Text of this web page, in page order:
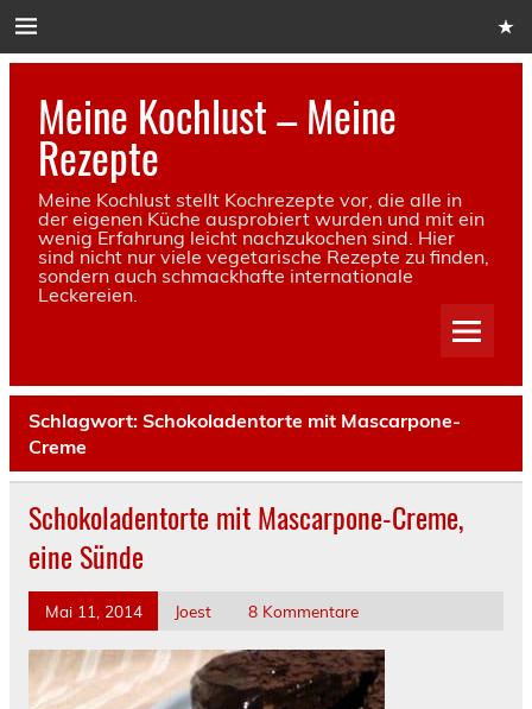
to
Meine Kochlust – Meine
Rezepte
Meine Kochlust stellt Kochrezepte vor, die alle in
der eigenen Küche ausprobiert wurden und mit ein
wenig Erfahrung leicht nachzukochen sind. Hier
sind nicht nur viele vegetarische Rezepte zu finden,
sondern auch schmackhafte internationale
Leckereien.
Schlagwort: Schokoladentorte mit Mascarpone-
Creme
Schokoladentorte mit Mascarpone-Creme,
eine Sünde
Mai 11, 2014 Joest 8 Kommentare